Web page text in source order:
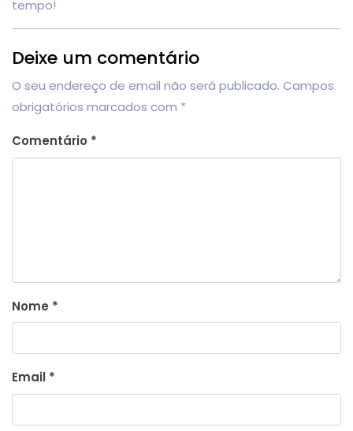
tempo!
Deixe um comentário
O seu endereço de email não será publicado. Campos
obrigatórios marcados com *
Comentário *
Nome *
Email *